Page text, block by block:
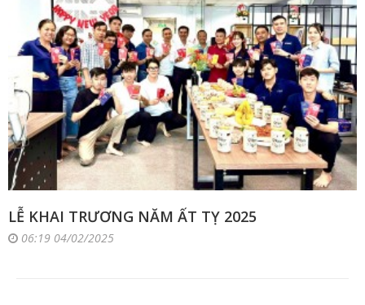
LỄ KHAI TRƯƠNG NĂM ẤT TỴ 2025
06:19 04/02/2025